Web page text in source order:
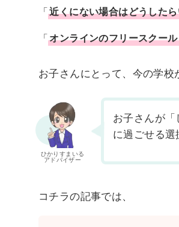
「近くにない場合はどうした
「オンラインのフリースクー
お子さんにとって、今の学校
ひかりすまいる
アドバイザー
お子さんが
に過ごせる選
コチラの記事では、